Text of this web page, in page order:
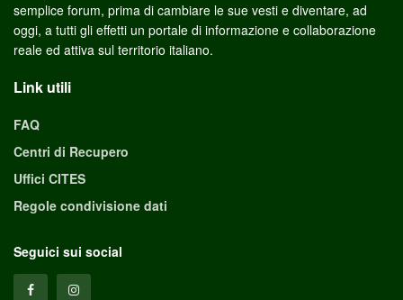
semplice forum, prima di cambiare le sue vesti e diventare, ad
oggi, a tutti gli effetti un portale di informazione e collaborazione
reale ed attiva sul territorio italiano.
Link utili
FAQ
Centri di Recupero
Uffici CITES
Regole condivisione dati
Seguici sui social